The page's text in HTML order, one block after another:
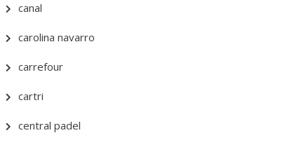
canal
carolina navarro
carrefour
cartri
central padel